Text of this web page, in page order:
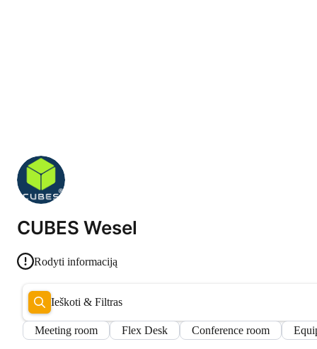
CUBES Wesel
Rodyti informaciją
Ieškoti & Filtras
Meeting room Flex Desk Conference room